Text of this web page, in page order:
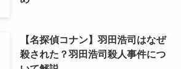
【名探偵コナン】羽田浩司はなぜ
殺された？羽田浩司殺人事件につ